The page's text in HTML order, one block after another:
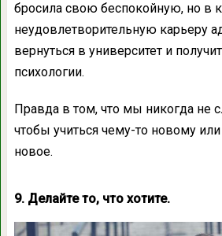
бросила свою беспокойную, но в
неудовлетворительную карьеру
вернуться в университет и
психологии.
Правда в том, что мы никогда не
чтобы учиться чему-то новому
новое.
9. Делайте то, что хотите.